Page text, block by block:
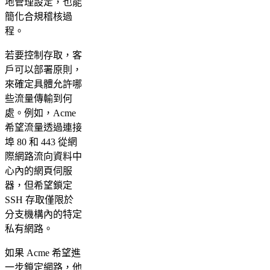
地管理設定，也能
簡化合規稽核過
程。
若要控制存取，客
戶可以部署原則，
來確定具體允許哪
些流量傳輸到何
處。例如，Acme
希望流量透過連接
埠 80 和 443 從網
際網路流向資料中
心內的網頁伺服
器，但希望鎖定
SSH 存取僅限於
分支機構內的特定
私有網路。
如果 Acme 希望進
一步鎖定網路，他